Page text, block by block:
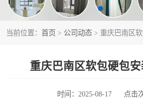
当前位置： 首页 > 公司动态 > 重庆巴南区
重庆巴南区软包硬包
时间：2025-08-17 点击